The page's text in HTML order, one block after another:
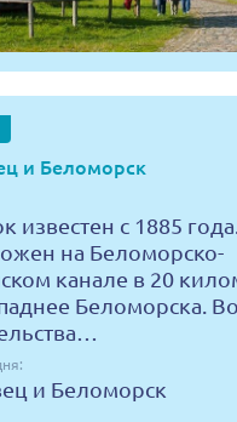
и Беломорск
известен с 1885
на Беломорско-
канале в 20
Беломорска.
и Беломорск